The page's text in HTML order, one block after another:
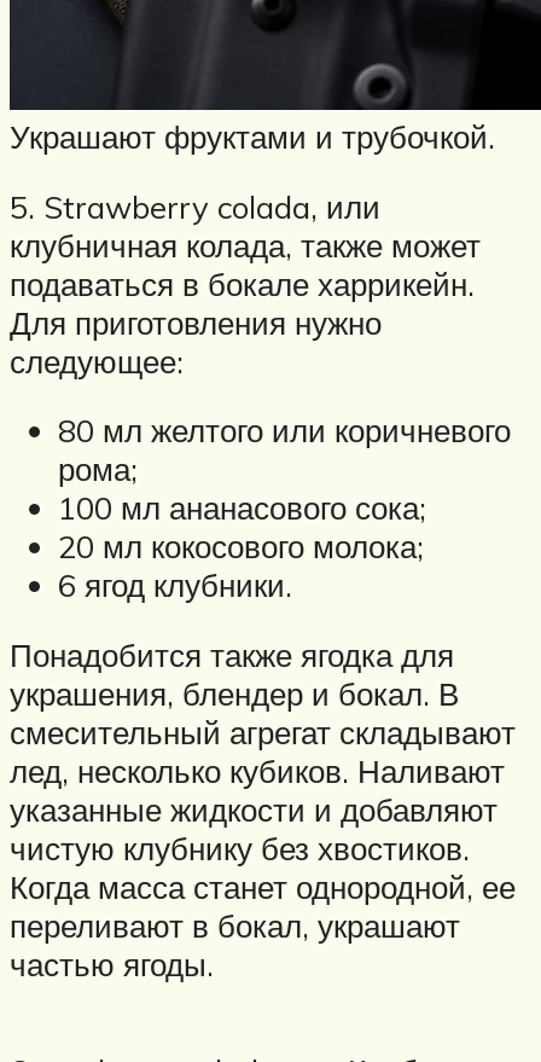
Украшают фруктами и трубочкой.
5. Strawberry colada, или
клубничная колада, также может
подаваться в бокале харрикейн.
Для приготовления нужно
следующее:
80 мл желтого или коричневого
рома;
100 мл ананасового сока;
20 мл кокосового молока;
6 ягод клубники.
Понадобится также ягодка для
украшения, блендер и бокал. В
смесительный агрегат складывают
лед, несколько кубиков. Наливают
указанные жидкости и добавляют
чистую клубнику без хвостиков.
Когда масса станет однородной, ее
переливают в бокал, украшают
частью ягоды.